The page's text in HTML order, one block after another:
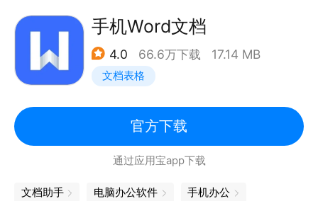
标记格式：支持Markdown和todo.txt
复制到剪贴板：复制任何文本，包括共享到文本编辑器
中的文本
Notebook是文档的根文件夹，可以更改到文件系统上
件
自动保存以及撤消/重做选项
手机Word文档
4.0 66.6万下载 17.14 MB
文档表格
官方下载
通过应用宝app下载
文档助手 电脑办公软件 手机办公